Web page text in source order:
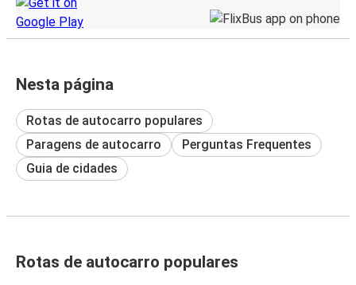
Nesta página
Rotas de autocarro populares
Paragens de autocarro
Perguntas Frequentes
Guia de cidades
Rotas de autocarro populares